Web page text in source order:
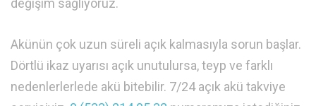
değişim sağlıyoruz.
Akünün çok uzun süreli açık kalmasıyla sorun başlar.
Dörtlü ikaz uyarısı açık unutulursa, teyp ve farklı
nedenlerlerlede akü bitebilir. 7/24 açık akü takviye